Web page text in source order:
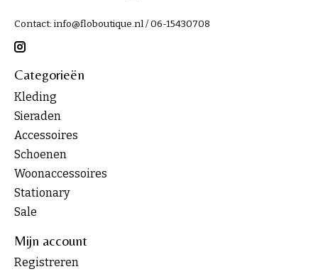
Contact: info@floboutique.nl/ 06-15430708
Categorieën
Kleding
Sieraden
Accessoires
Schoenen
Woonaccessoires
Stationary
Sale
Mijn account
Registreren